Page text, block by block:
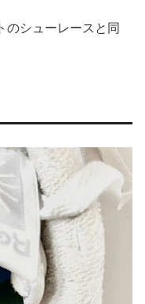
のシューレースと同